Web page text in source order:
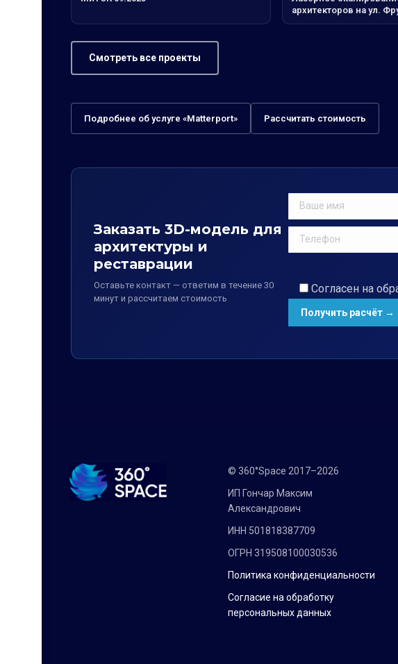
архитекторов на ул.
Смотреть все проекты
Подробнее об услуге «Matterport» Рассчитать стоимость
Заказать 3D-модель для
архитектуры и
реставрации
Оставьте контакт — ответим в течение 30
минут и рассчитаем стоимость
Согласен на
© 360°Space 2017–2026
ИП Гончар Максим
Александрович
ИНН 501818387709
ОГРН 319508100030536
Политика конфиденциальности
Согласие на обработку
персональных данных